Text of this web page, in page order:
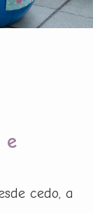
e
cedo, a